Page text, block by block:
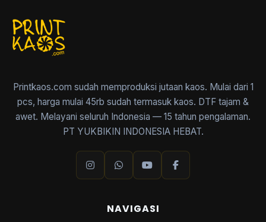
Printkaos.com sudah memproduksi jutaan kaos. Mulai dari 1
pcs, harga mulai 45rb sudah termasuk kaos. DTF tajam &
awet. Melayani seluruh Indonesia — 15 tahun pengalaman.
PT YUKBIKIN INDONESIA HEBAT.
NAVIGASI